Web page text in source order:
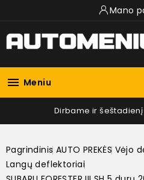
Mano
 Meniu
Dirbame ir šeštadienį
Pagrindinis AUTO PREKĖS Vėjo
Langų deflektoriai